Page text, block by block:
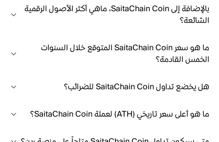
بالإضافة إلى SaitaChain Coin، ماهي أكثر الأصول الرقمية
الشائعة؟
ما هو سعر SaitaChain Coin المتوقع خلال السنوات
الخمس القادمة؟
هل يخضع تداول SaitaChain Coin للضرائب؟
ما هو أعلى سعر تاريخي (ATH) لعملة SaitaChain Coin؟